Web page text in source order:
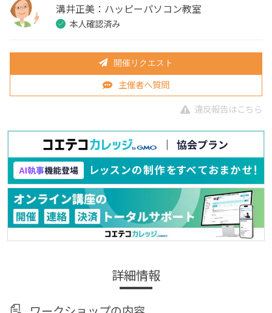
溝井正美：ハッピーパソコン教室
本人確認済み
開催リクエスト
主催者へ質問
違反報告はこちら
詳細情報